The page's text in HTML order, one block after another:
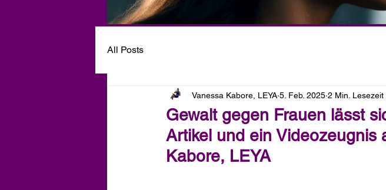
All Posts
Gewalt gegen Frauen lässt
Artikel und ein Videozeugnis
Kabore, LEYA
Vanessa Kabore, LEYA 5. Feb. 2025 2 Min. Lesezeit